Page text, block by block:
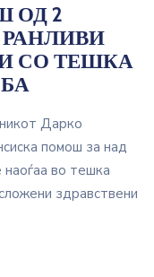
ОД 2
СО ТЕШКА
Дарко
помош за над
наоѓаа во тешка
здравствени